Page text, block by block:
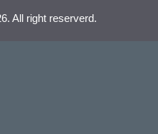
All right reserverd.